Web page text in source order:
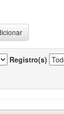
Registro(s)